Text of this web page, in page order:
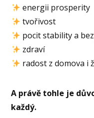
energii prosperity
tvořivost
pocit stability a
zdraví
radost z domova i
A právě tohle je
každý.